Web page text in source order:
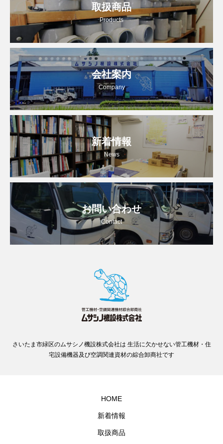
取扱商品
Products
会社案内
Company
新着情報
News
お問い合わせ
Contact
さいたま市緑区のムサシノ機設株式会社は 生活に欠かせない管工機材・住
宅設備機器及び空調関連資材の綜合卸商社です
HOME
新着情報
取扱商品